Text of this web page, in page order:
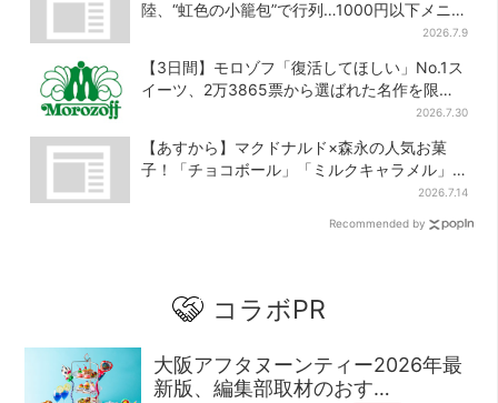
陸、“虹色の小籠包”で行列…1000円以下メニ
2026.7.9
【3日間】モロゾフ「復活してほしい」No.1ス
イーツ、2万3865票から選ばれた名作を限定
2026.7.30
【あすから】マクドナルド×森永の人気お菓
子！「チョコボール」「ミルクキャラメル」
があのスイーツに変身…6年ぶり復活シェイク
2026.7.14
Recommended by
コラボPR
大阪アフタヌーンティー2026年最
新版、編集部取材のおす…